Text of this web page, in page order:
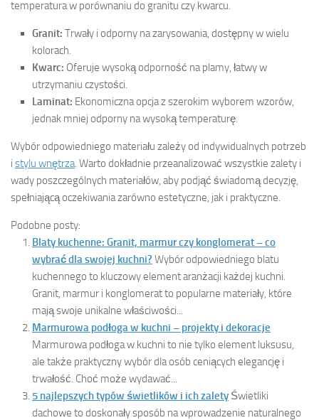
temperatura w porównaniu do granitu czy kwarcu.
Granit: Trwały i odporny na zarysowania, dostępny w wielu
kolorach.
Kwarc: Oferuje wysoką odporność na plamy, łatwy w
utrzymaniu czystości.
Laminat: Ekonomiczna opcja z szerokim wyborem wzorów,
jednak mniej odporny na wysoką temperaturę.
Wybór odpowiedniego materiału zależy od indywidualnych potrzeb
i stylu wnętrza. Warto dokładnie przeanalizować wszystkie zalety i
wady poszczególnych materiałów, aby podjąć świadomą decyzję,
spełniającą oczekiwania zarówno estetyczne, jak i praktyczne.
Podobne posty:
Blaty kuchenne: Granit, marmur czy konglomerat – co
wybrać dla swojej kuchni? Wybór odpowiedniego blatu
kuchennego to kluczowy element aranżacji każdej kuchni.
Granit, marmur i konglomerat to popularne materiały, które
mają swoje unikalne właściwości...
Marmurowa podłoga w kuchni – projekty i dekoracje
Marmurowa podłoga w kuchni to nie tylko element luksusu,
ale także praktyczny wybór dla osób ceniących elegancję i
trwałość. Choć może wydawać...
5 najlepszych typów świetlików i ich zalety Świetliki
dachowe to doskonały sposób na wprowadzenie naturalnego